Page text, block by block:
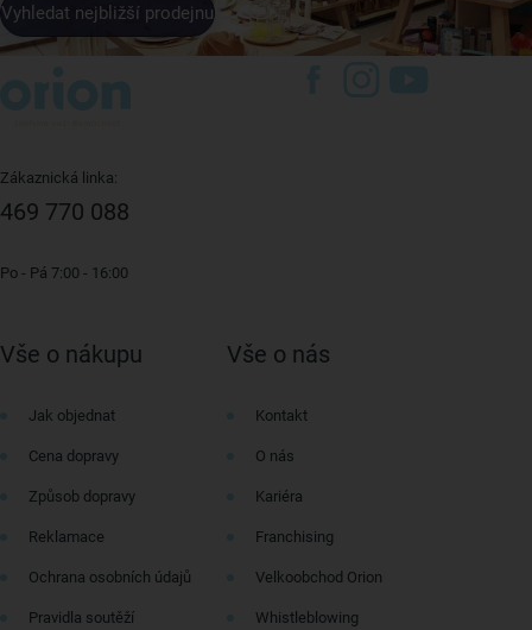
Vyhledat nejbližší prodejnu
Zákaznická linka:
469 770 088
Po - Pá 7:00 - 16:00
Vše o nákupu
Jak objednat
Cena dopravy
Způsob dopravy
Reklamace
Ochrana osobních údajů
Pravidla soutěží
Vše o nás
Kontakt
O nás
Kariéra
Franchising
Velkoobchod Orion
Whistleblowing